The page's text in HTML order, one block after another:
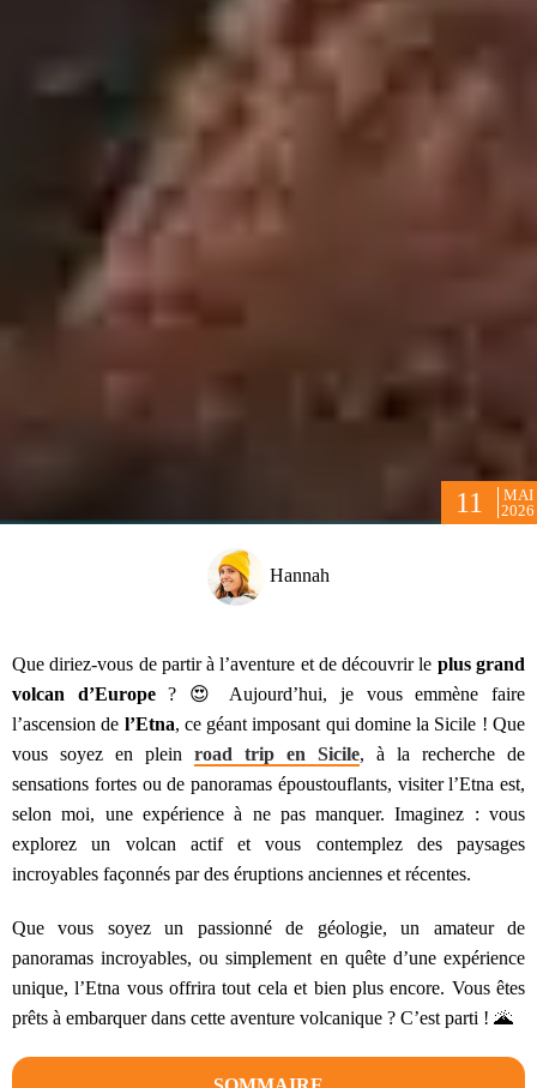
11
MAI
2026
Hannah
Que diriez-vous de partir à l’aventure et de découvrir le plus grand
volcan d’Europe? 😍 Aujourd’hui, je vous emmène faire
l’ascension de l’Etna, ce géant imposant qui domine la Sicile ! Que
vous soyez en plein road trip en Sicile, à la recherche de
sensations fortes ou de panoramas époustouflants, visiter l’Etna est,
selon moi, une expérience à ne pas manquer. Imaginez : vous
explorez un volcan actif et vous contemplez des paysages
incroyables façonnés par des éruptions anciennes et récentes.
Que vous soyez un passionné de géologie, un amateur de
panoramas incroyables, ou simplement en quête d’une expérience
unique, l’Etna vous offrira tout cela et bien plus encore. Vous êtes
prêts à embarquer dans cette aventure volcanique ? C’est parti ! 🌋